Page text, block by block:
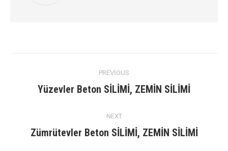
navigation
PREVIOUS
Previous
Yüzevler Beton SİLİMİ, ZEMİN SİLİMİ
NEXT
Next
Zümrütevler Beton SİLİMİ, ZEMİN SİLİMİ